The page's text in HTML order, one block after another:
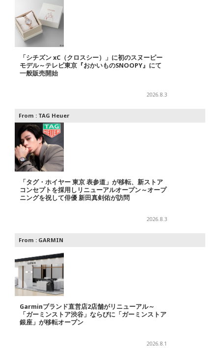
「シチズン xC（クロスシー）」に初のスヌーピー
モデル～テレビ東京『おかいものSNOOPY』にて
一般販売開始
2026.8.3
From : TAG Heuer
「タグ・ホイヤー 東京 表参道」が移転、新ストア
コンセプトを採用しリニューアルオープン～オープ
ニングを祝して俳優 新田真剣佑が訪問
2026.8.3
From : GARMIN
Garminブランド直営店2店舗がリニューアル～
「ガーミンストア渋谷」ならびに「ガーミンストア
銀座」が移転オープン
2026.8.1